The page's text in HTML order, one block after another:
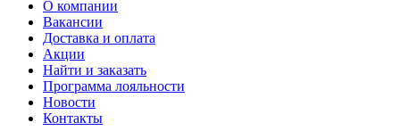
О компании
Вакансии
Доставка и оплата
Акции
Найти и заказать
Программа лояльности
Новости
Контакты